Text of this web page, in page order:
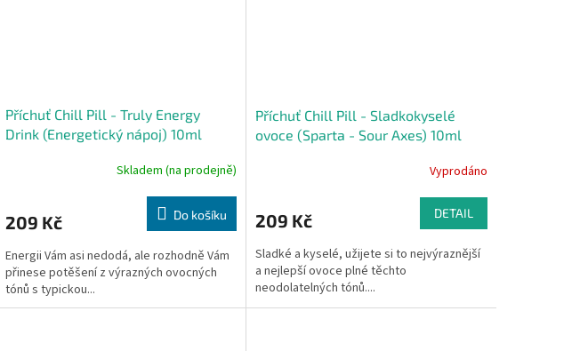
Příchuť Chill Pill - Truly Energy
Drink (Energetický nápoj) 10ml
Skladem (na prodejně)
209 Kč Do košíku
Energii Vám asi nedodá, ale rozhodně Vám
přinese potěšení z výrazných ovocných
tónů s typickou...
Příchuť Chill Pill - Sladkokyselé
ovoce (Sparta - Sour Axes) 10ml
Vyprodáno
209 Kč DETAIL
Sladké a kyselé, užijete si to nejvýraznější
a nejlepší ovoce plné těchto
neodolatelných tónů....